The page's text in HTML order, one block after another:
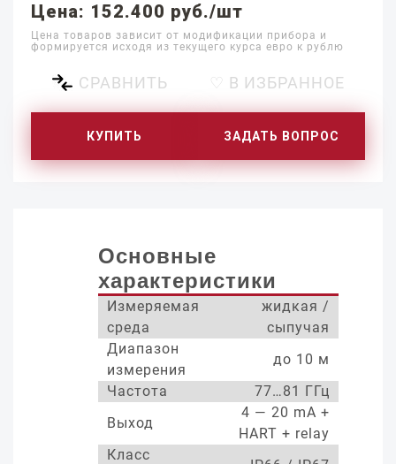
Цена: 152.400 руб./шт
Цена товаров зависит от модификации прибора и
формируется исходя из текущего курса евро к рублю
СРАВНИТЬ ♡ В ИЗБРАННОЕ
КУПИТЬ ЗАДАТЬ ВОПРОС
Основные
характеристики
Измеряемая
среда
жидкая /
сыпучая
Диапазон
измерения
до 10 м
Частота
77…81 ГГц
Выход
4 — 20 mA +
HART + relay
Класс